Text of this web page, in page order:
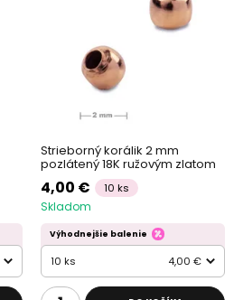
Strieborný korálik 2 mm
pozlátený 18K ružovým zlatom
4,00 € 10 ks
Skladom
Výhodnejšie balenie
10 ks 4,00 €